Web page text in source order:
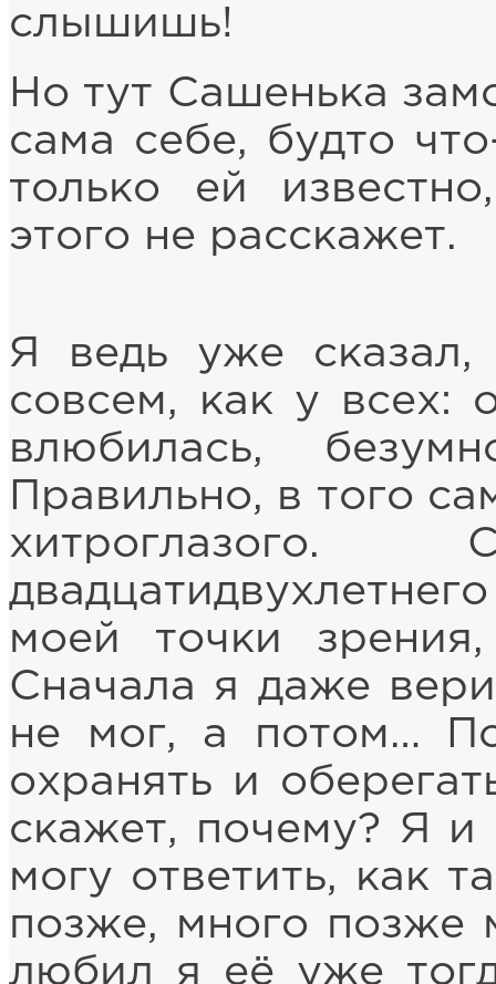
слышишь!
Но тут Сашенька
сама себе, будто
только ей
этого не расскажет.
Я ведь уже
совсем, как у всех:
влюбилась,
Правильно, в того
моей точки
Сначала я даже
не мог, а потом…
охранять и
скажет, почему? Я
могу ответить, как
позже, много позже
любил я её уже